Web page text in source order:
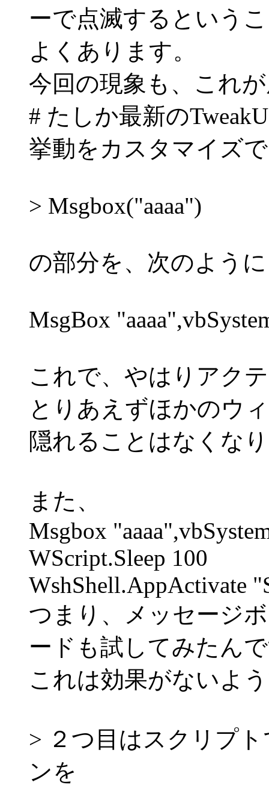
ーで点滅するという
よくあります。
今回の現象も、これ
# たしか最新の
挙動をカスタマイズ
> Msgbox("aaaa")
の部分を、次のよう
MsgBox
これで、やはりアク
とりあえずほかのウ
隠れることはなくな
また、
Msgbox
WScript.Sleep 100
WshShell.AppActivate
つまり、メッセージ
ードも試してみたん
これは効果がないよ
> ２つ目はスクリプ
ンを